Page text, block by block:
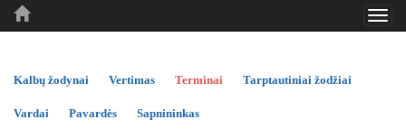
..
..
Kalbų žodynai Vertimas Terminai Tarptautiniai žodžiai
Vardai Pavardės Sapnininkas